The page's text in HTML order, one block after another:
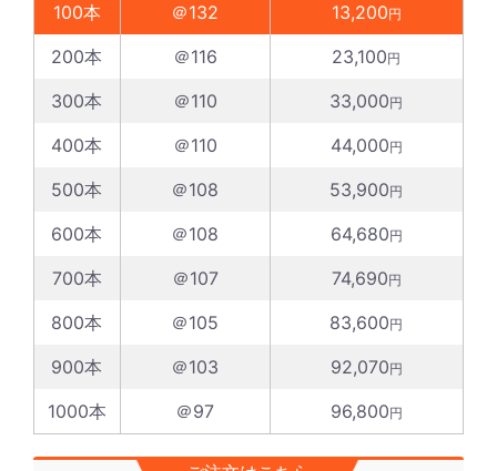
100本
＠132 13,200円
200本 ＠116 23,100円
300本 ＠110 33,000円
400本 ＠110 44,000円
500本 ＠108 53,900円
600本 ＠108 64,680円
700本 ＠107 74,690円
800本 ＠105 83,600円
900本 ＠103 92,070円
1000本 ＠97 96,800円